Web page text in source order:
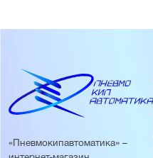
«Пневмокипавтоматика» –